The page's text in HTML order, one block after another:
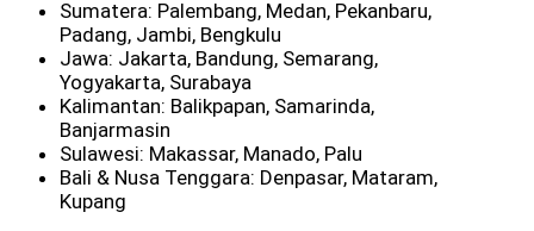
Sumatera: Palembang, Medan, Pekanbaru,
Padang, Jambi, Bengkulu
Jawa: Jakarta, Bandung, Semarang,
Yogyakarta, Surabaya
Kalimantan: Balikpapan, Samarinda,
Banjarmasin
Sulawesi: Makassar, Manado, Palu
Bali & Nusa Tenggara: Denpasar, Mataram,
Kupang